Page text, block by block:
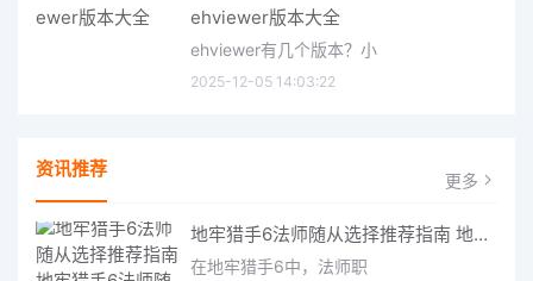
ehviewer版本大全
ehviewer有几个版本？小
2025-12-05 14:03:22
资讯推荐 更多
地牢猎手6法师随从选择推荐指南 地牢猎手6法师随从怎么选
在地牢猎手6中，法师职